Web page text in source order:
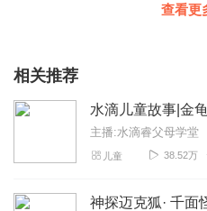
童年的回忆，失眠的我感觉
2022-08-12
Rainbow_vc8
2021-10-11
查看更
相关推荐
水滴儿童故事|金
主播:水滴睿父母学堂
儿童 38.52万